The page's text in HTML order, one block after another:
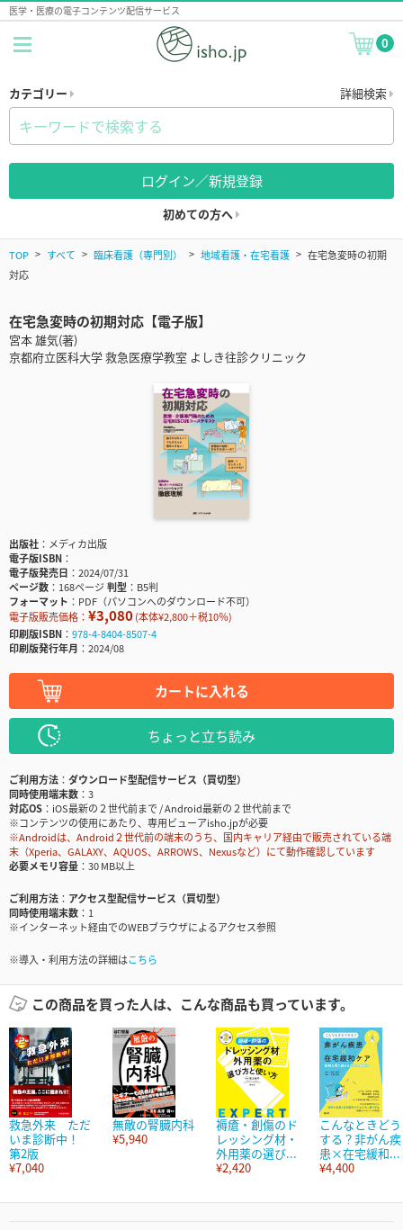
医学・医療の電子コンテンツ配信サービス
0
カテゴリー 詳細検索
ログイン／新規登録
初めての方へ
TOP すべて 臨床看護（専門別） 地域看護・在宅看護
在宅急変時の初期
対応
在宅急変時の初期対応【電子版】
宮本 雄気(著)
京都府立医科大学 救急医療学教室 よしき往診クリニック
出版社
メディカ出版
電子版ISBN
電子版発売日
2024/07/31
ページ数
168ページ判型
B5判
フォーマット
PDF（パソコンへのダウンロード不可）
電子版販売価格： ¥3,080(本体¥2,800＋税10％)
印刷版ISBN
978-4-8404-8507-4
印刷版発行年月
2024/08
カートに入れる
ちょっと立ち読み
ご利用方法
ダウンロード型配信サービス（買切型）
同時使用端末数
3
対応OS
iOS最新の２世代前まで / Android最新の２世代前まで
※コンテンツの使用にあたり、専用ビューアisho.jpが必要
※Androidは、Android２世代前の端末のうち、国内キャリア経由で販売されている端
末（Xperia、GALAXY、AQUOS、ARROWS、Nexusなど）にて動作確認しています
必要メモリ容量
30 MB以上
ご利用方法
アクセス型配信サービス（買切型）
同時使用端末数
1
※インターネット経由でのWEBブラウザによるアクセス参照
※導入・利用方法の詳細はこちら
この商品を買った人は、こんな商品も買っています。
救急外来 ただ
いま診断中！
第2版
¥7,040
無敵の腎臓内科
¥5,940
褥瘡・創傷のド
レッシング材・
外用薬の選び...
¥2,420
こんなときどう
する？非がん疾
患×在宅緩和...
¥4,400